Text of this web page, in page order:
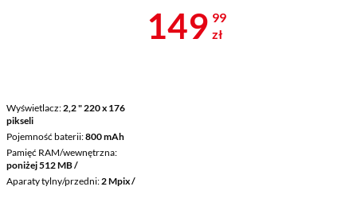
Wyświetlacz 2,2 " 220 x 176
pikseli
Pojemność baterii 800 mAh
Pamięć RAM/wewnętrzna
poniżej 512 MB /
Aparaty tylny/przedni 2 Mpix /
Cena 149,99
149 99
zł